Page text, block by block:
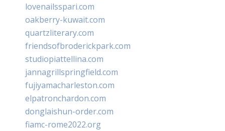
lovenailsspari.com
oakberry-kuwait.com
quartzliterary.com
friendsofbroderickpark.com
studiopiattellina.com
jannagrillspringfield.com
fujiyamacharleston.com
elpatronchardon.com
donglaishun-order.com
fiamc-rome2022.org